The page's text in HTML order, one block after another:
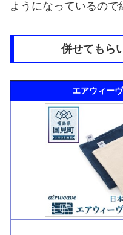
ようになっているので
併せてもら
エアウィー